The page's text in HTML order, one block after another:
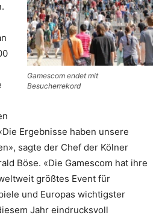
Gamescom endet mit
Besucherrekord
Ergebnisse haben unsere
sagte der Chef der Kölner
Böse. «Die Gamescom hat ihre
größtes Event für
und Europas wichtigster
Jahr eindrucksvoll